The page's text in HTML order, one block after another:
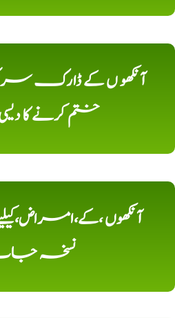
آنکھو ں کے ڈارک
ختم کرنے کا
آنکھوں
نسخہ